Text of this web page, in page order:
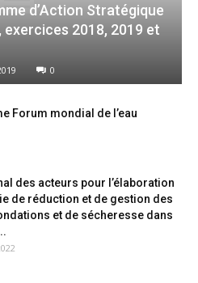
d’Action Stratégique
exercices 2018, 2019 et
0
Forum mondial de l’eau
des acteurs pour l’élaboration
de réduction et de gestion des
et de sécheresse dans